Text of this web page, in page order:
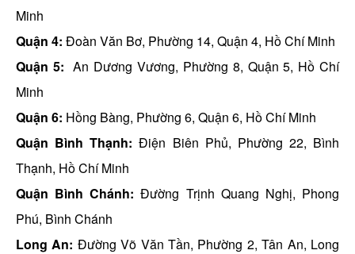
Minh
Quận 4: Đoàn Văn Bơ, Phường 14, Quận 4, Hồ Chí Minh
Quận 5: An Dương Vương, Phường 8, Quận 5, Hồ Chí
Minh
Quận 6: Hồng Bàng, Phường 6, Quận 6, Hồ Chí Minh
Quận Bình Thạnh: Điện Biên Phủ, Phường 22, Bình
Thạnh, Hồ Chí Minh
Quận Bình Chánh:Đường Trịnh Quang Nghị, Phong
Phú, Bình Chánh
Long An: Đường Võ Văn Tần, Phường 2, Tân An, Long